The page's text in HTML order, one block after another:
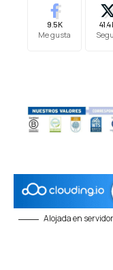
9.5K
Me gusta
Alojada en